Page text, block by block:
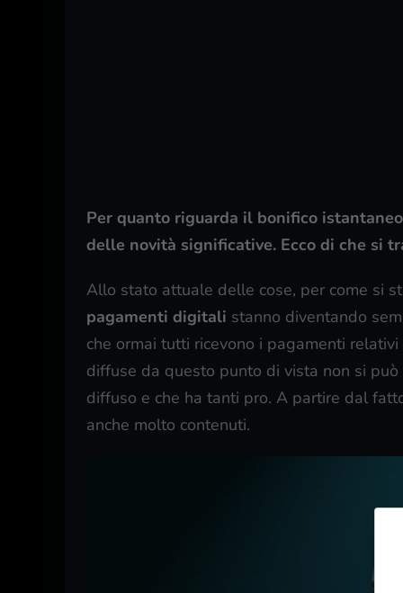
Per quanto riguarda il bonifico
delle novità significative. Ecco di che si
Allo stato attuale delle cose, per come si
pagamenti digitali stanno diventando
che ormai tutti ricevono i pagamenti
diffuse da questo punto di vista non si
diffuso e che ha tanti pro. A partire dal
anche molto contenuti.